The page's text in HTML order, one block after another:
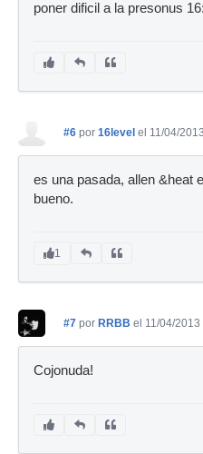
poner dificil a la presonus
#6 por 16level el 11/04/2013
es una pasada, allen &heat
bueno.
1
#7 por RRBB el 11/04/2013
Cojonuda!